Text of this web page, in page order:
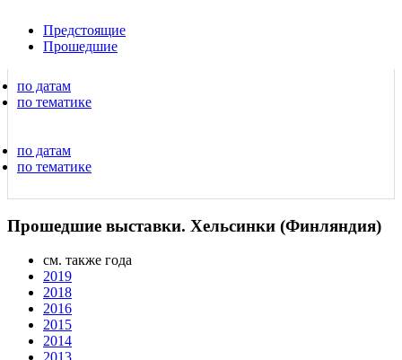
Предстоящие
Прошедшие
по датам
по тематике
по датам
по тематике
Прошедшие выставки. Хельсинки (Финляндия)
см. также года
2019
2018
2016
2015
2014